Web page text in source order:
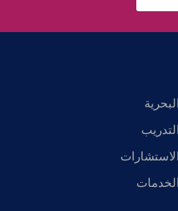
البحرية
التدريب
الاستشارات
الخدمات